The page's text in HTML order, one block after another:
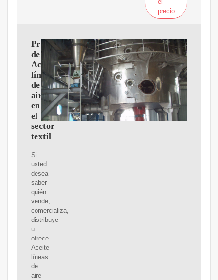
el
precio
Proveedores
de
Aceite
líneas
de
aire
en
el
sector
textil
Si
usted
desea
saber
quién
vende,
comercializa,
distribuye
u
ofrece
Aceite
líneas
de
aire